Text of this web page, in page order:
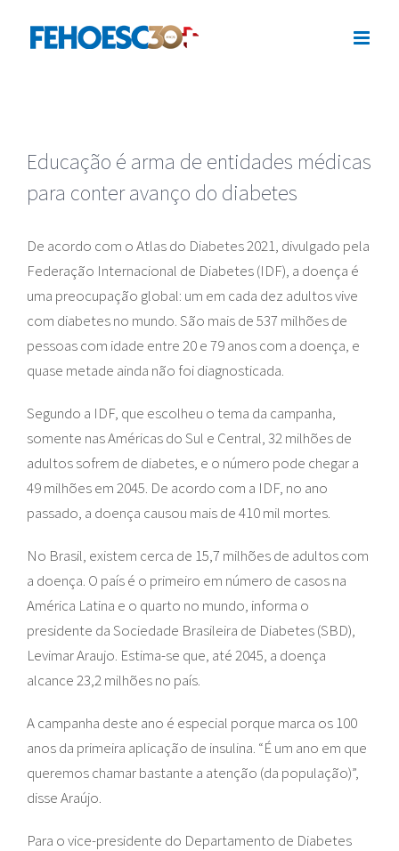
Educação é arma de entidades médicas
para conter avanço do diabetes
De acordo com o Atlas do Diabetes 2021, divulgado pela
Federação Internacional de Diabetes (IDF), a doença é
uma preocupação global: um em cada dez adultos vive
com diabetes no mundo. São mais de 537 milhões de
pessoas com idade entre 20 e 79 anos com a doença, e
quase metade ainda não foi diagnosticada.
Segundo a IDF, que escolheu o tema da campanha,
somente nas Américas do Sul e Central, 32 milhões de
adultos sofrem de diabetes, e o número pode chegar a
49 milhões em 2045. De acordo com a IDF, no ano
passado, a doença causou mais de 410 mil mortes.
No Brasil, existem cerca de 15,7 milhões de adultos com
a doença. O país é o primeiro em número de casos na
América Latina e o quarto no mundo, informa o
presidente da Sociedade Brasileira de Diabetes (SBD),
Levimar Araujo. Estima-se que, até 2045, a doença
alcance 23,2 milhões no país.
A campanha deste ano é especial porque marca os 100
anos da primeira aplicação de insulina. “É um ano em que
queremos chamar bastante a atenção (da população)”,
disse Araújo.
Para o vice-presidente do Departamento de Diabetes